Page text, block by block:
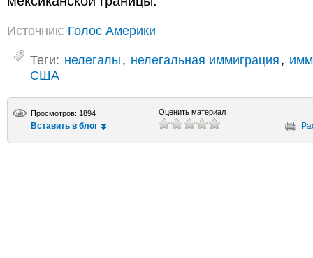
Источник: Голос Америки
Теги: нелегалы, нелегальная иммиграция,
США
Просмотров: 1894
Вставить в блог
Оценить материал